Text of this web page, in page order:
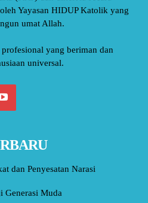
Yayasan HIDUP Katolik yang
umat Allah.
yang beriman dan
universal.
dan Penyesatan Narasi
Muda